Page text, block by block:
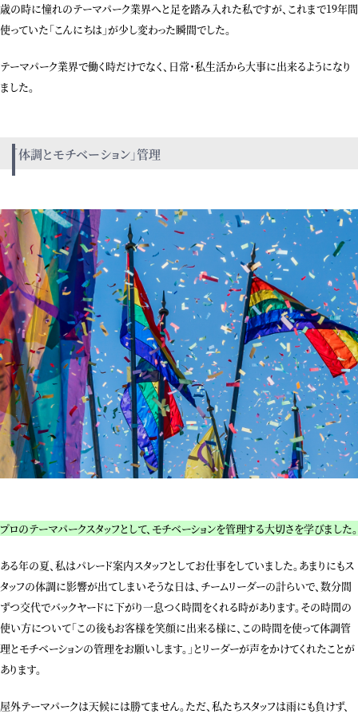
歳の時に憧れのテーマパーク業界へと足を踏み入れた私ですが、これまで19年間
使っていた「こんにちは」が少し変わった瞬間でした。
テーマパーク業界で働く時だけでなく、日常・私生活から大事に出来るようになり
ました。
「体調とモチベーション」管理
プロのテーマパークスタッフとして、モチベーションを管理する大切さを学びました。
ある年の夏、私はパレード案内スタッフとしてお仕事をしていました。あまりにもス
タッフの体調に影響が出てしまいそうな日は、チームリーダーの計らいで、数分間
ずつ交代でバックヤードに下がり一息つく時間をくれる時があります。その時間の
使い方について「この後もお客様を笑顔に出来る様に、この時間を使って体調管
理とモチベーションの管理をお願いします。」とリーダーが声をかけてくれたことが
あります。
屋外テーマパークは天候には勝てません。ただ、私たちスタッフは雨にも負けず、